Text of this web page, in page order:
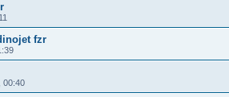
fzr
00:40